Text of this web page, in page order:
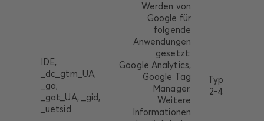
IDE,
_dc_gtm_UA,
_ga,
_gat_UA, _gid,
_uetsid
Werden von
Google für
folgende
Anwendungen
gesetzt:
Google Analytics,
Google Tag
Manager.
Weitere
Informationen
Typ
2-4